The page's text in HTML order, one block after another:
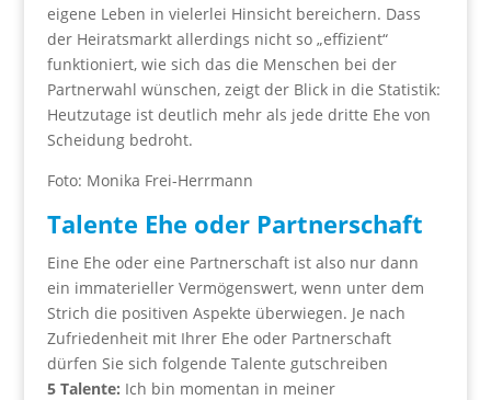
eigene Leben in vielerlei Hinsicht bereichern. Dass
der Heiratsmarkt allerdings nicht so „effizient“
funktioniert, wie sich das die Menschen bei der
Partnerwahl wünschen, zeigt der Blick in die Statistik:
Heutzutage ist deutlich mehr als jede dritte Ehe von
Scheidung bedroht.
Foto: Monika Frei-Herrmann
Talente Ehe oder Partnerschaft
Eine Ehe oder eine Partnerschaft ist also nur dann
ein immaterieller Vermögenswert, wenn unter dem
Strich die positiven Aspekte überwiegen. Je nach
Zufriedenheit mit Ihrer Ehe oder Partnerschaft
dürfen Sie sich folgende Talente gutschreiben
5 Talente: Ich bin momentan in meiner